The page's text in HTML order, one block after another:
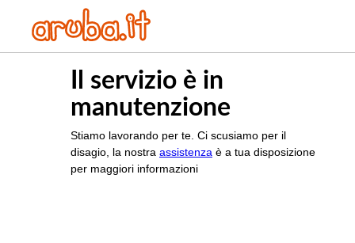
Il servizio è in
manutenzione
Stiamo lavorando per te. Ci scusiamo per il
disagio, la nostra assistenza è a tua disposizione
per maggiori informazioni